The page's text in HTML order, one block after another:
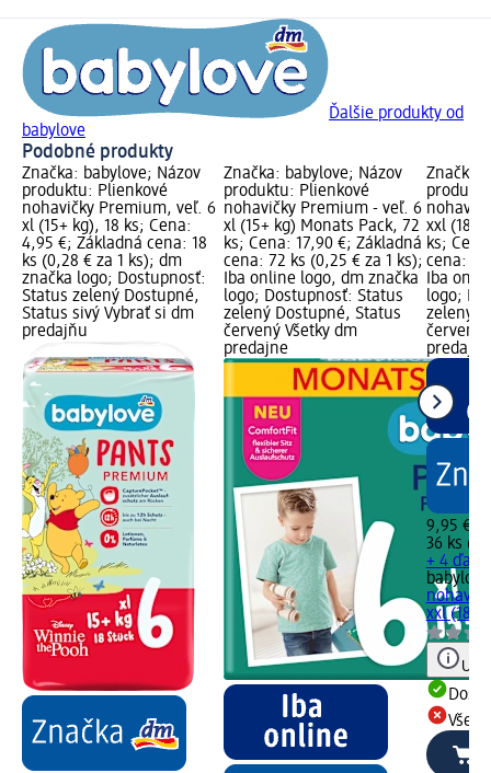
Ďalšie produkty od
babylove
Podobné produkty
Značka: babylove; Názov
produktu: Plienkové
nohavičky Premium, veľ. 6
xl (15+ kg), 18 ks; Cena:
4,95 €; Základná cena: 18
ks (0,28 € za 1 ks); dm
značka logo; Dostupnosť:
Status zelený Dostupné,
Status sivý Vybrať si dm
predajňu
Značka: babylove; Názov
produktu: Plienkové
nohavičky Premium - veľ. 6
xl (15+ kg) Monats Pack, 72
ks; Cena: 17,90 €; Základná
cena: 72 ks (0,25 € za 1 ks);
Iba online logo, dm značka
logo; Dostupnosť: Status
zelený Dostupné, Status
červený Všetky dm
predajne
Značka:
xxl (18+
ks;
cena: 36
Iba
logo;
zelený
červený
predajne
9,95 €
36 ks
+ 4
babylove
xxl (18+